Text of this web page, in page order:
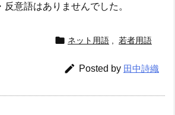
意語はありませんでした。
 ネット用語 若者用語
 Posted by 田中詩織